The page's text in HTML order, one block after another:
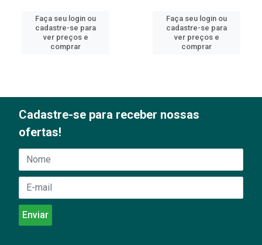
Faça seu login ou
cadastre-se para
ver preços e
comprar
Faça seu login ou
cadastre-se para
ver preços e
comprar
Cadastre-se para receber nossas
ofertas!